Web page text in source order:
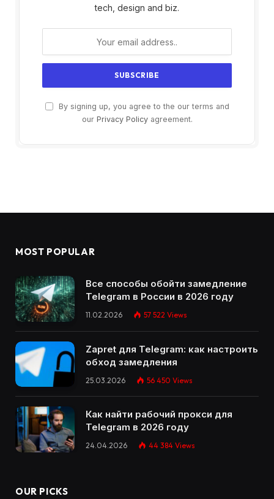
tech, design and biz.
By signing up, you agree to the our terms and
our Privacy Policyagreement.
MOST POPULAR
Все способы обойти замедление
Telegram в России в 2026 году
11.02.2026 57 522 Views
Zapret для Telegram: как настроить
обход замедления
25.03.2026 56 450 Views
Как найти рабочий прокси для
Telegram в 2026 году
24.04.2026 44 384 Views
OUR PICKS